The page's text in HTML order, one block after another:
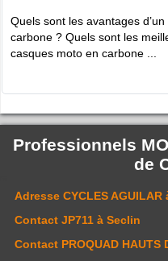
Quels sont les avantages
carbone ? Quels sont les
casques moto en carbone ...
Professionnels
de
Adresse CYCLES AGUILAR
Contact JP711 à Seclin
Contact PROQUAD HAUTS